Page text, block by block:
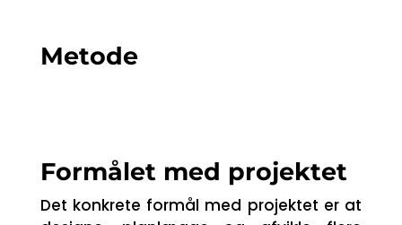
Metode
Formålet med projektet
Det konkrete formål med projektet er at